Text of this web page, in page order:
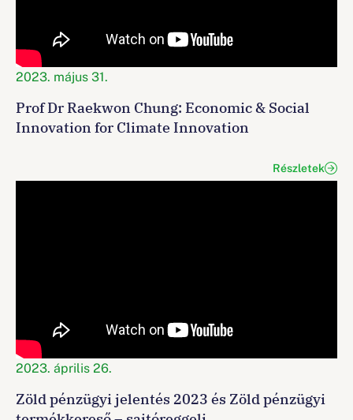
2023. május 31.
Prof Dr Raekwon Chung: Economic & Social
Innovation for Climate Innovation
Részletek
2023. április 26.
Zöld pénzügyi jelentés 2023 és Zöld pénzügyi